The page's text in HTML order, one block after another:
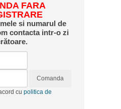
FARA
si numarul de
contacta intr-o zi
Comanda
cu politica de